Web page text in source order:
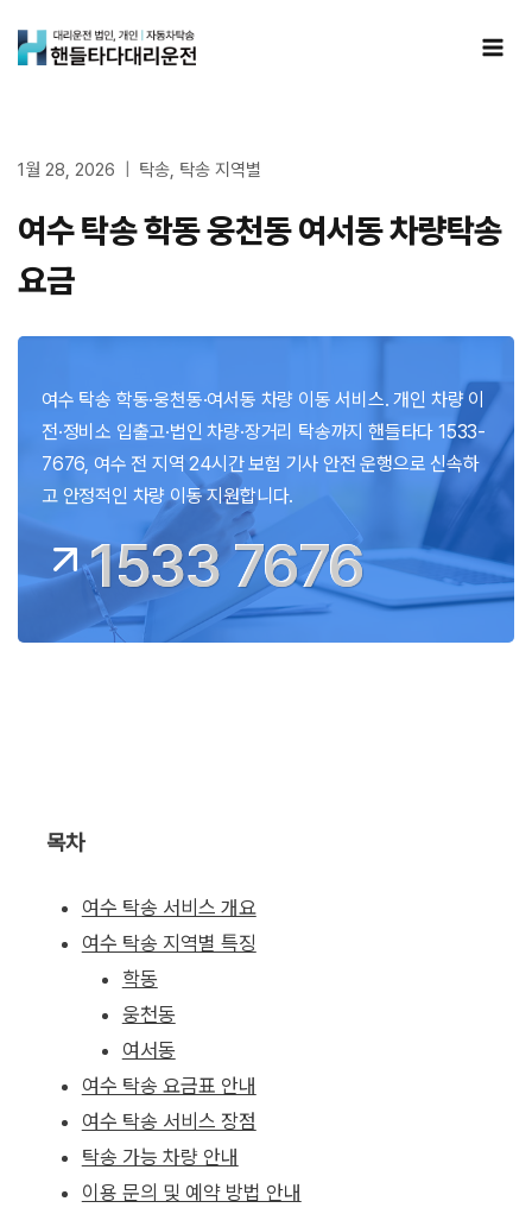
1월 28, 2026 탁송, 탁송 지역별
여수 탁송 학동 웅천동 여서동 차량탁송
요금
여수 탁송 학동·웅천동·여서동 차량 이동 서비스. 개인 차량 이
전·정비소 입출고·법인 차량·장거리 탁송까지 핸들타다 1533-
7676, 여수 전 지역 24시간 보험 기사 안전 운행으로 신속하
고 안정적인 차량 이동 지원합니다.
1533 7676
목차
여수 탁송 서비스 개요
여수 탁송 지역별 특징
학동
웅천동
여서동
여수 탁송 요금표 안내
여수 탁송 서비스 장점
탁송 가능 차량 안내
이용 문의 및 예약 방법 안내